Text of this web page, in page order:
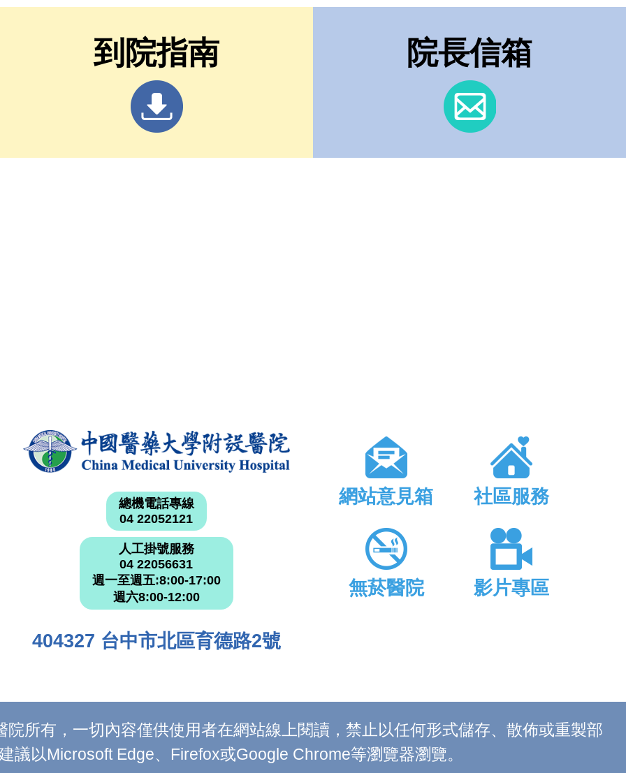
到院指南 院長信箱
總機電話專線
04 22052121
人工掛號服務
04 22056631
週一至週五:8:00-17:00
週六8:00-12:00
404327 台中市北區育德路2號
網站意見箱 社區服務
無菸醫院 影片專區
所有，一切內容僅供使用者在網站線上閱讀，禁止以任何形式儲存、散佈或重製部
議以Microsoft Edge、Firefox或Google Chrome等瀏覽器瀏覽。